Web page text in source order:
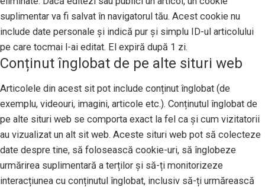
suplimentar va fi salvat în navigatorul tău. Acest cookie nu
include date personale și indică pur și simplu ID-ul articolului
pe care tocmai l-ai editat. El expiră după 1 zi.
Conținut înglobat de pe alte situri web
Articolele din acest sit pot include conținut înglobat (de
exemplu, videouri, imagini, articole etc.). Conținutul înglobat de
pe alte situri web se comporta exact la fel ca și cum vizitatorii
au vizualizat un alt sit web. Aceste situri web pot să colecteze
date despre tine, să folosească cookie-uri, să înglobeze
urmărirea suplimentară a terților și să-ți monitorizeze
interacțiunea cu conținutul înglobat, inclusiv să-ți urmărească